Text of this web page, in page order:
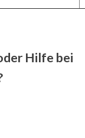
Hilfe bei